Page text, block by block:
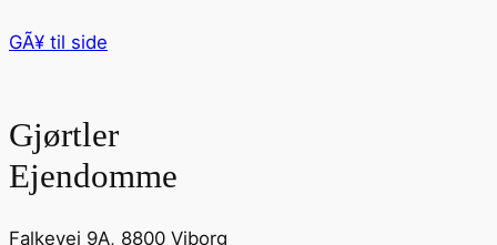
GÃ¥ til side
Gjørtler
Ejendomme
Falkevej 9A, 8800 Viborg